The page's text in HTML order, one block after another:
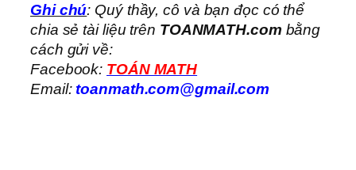
Ghi chú: Quý thầy, cô và bạn đọc có thể
chia sẻ tài liệu trên TOANMATH.com bằng
cách gửi về:
Facebook: TOÁN MATH
Email:toanmath.com@gmail.com